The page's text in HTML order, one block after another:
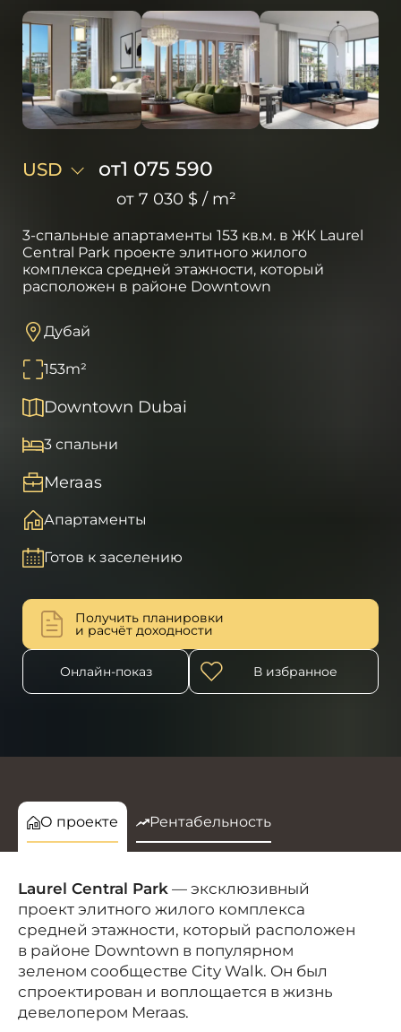
3-спальные апартаменты 153 кв.м. в ЖК Laurel
Central Park проекте элитного жилого
комплекса средней этажности, который
расположен в районе Downtown
Дубай
153m²
Downtown Dubai
3 спальни
Meraas
Апартаменты
Готов к заселению
USD от1 075 590
от 7 030 $ / m²
Получить планировки
и расчёт доходности
Онлайн-показ В избранное
О проекте Рентабельность
Laurel Central Park — эксклюзивный
проект элитного жилого комплекса
средней этажности, который расположен
в районе Downtown в популярном
зеленом сообществе City Walk. Он был
спроектирован и воплощается в жизнь
девелопером Meraas.